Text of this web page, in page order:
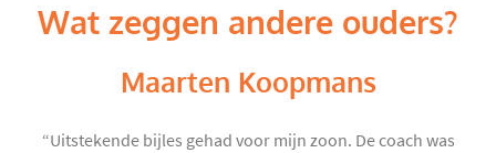
Wat zeggen andere ouders?
Maarten Koopmans
“Uitstekende bijles gehad voor mijn zoon. De coach was